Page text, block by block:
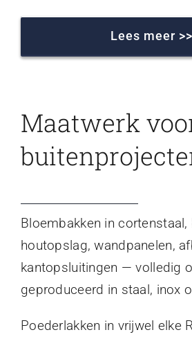
Lees meer
Maatwerk
Bloembakken in cortenstaal,
houtopslag, wandpanelen,
kantopsluitingen — volledig
geproduceerd in staal, inox
Poederlakken in vrijwel elke